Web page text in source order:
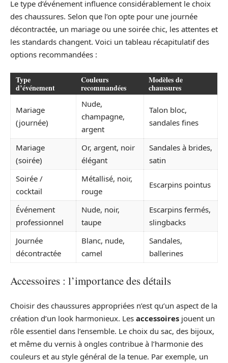
Le type d’événement influence considérablement le choix
des chaussures. Selon que l’on opte pour une journée
décontractée, un mariage ou une soirée chic, les attentes et
les standards changent. Voici un tableau récapitulatif des
options recommandées :
Type
d’événement
Couleurs
recommandées
Modèles de
chaussures
Mariage
(journée)
Nude,
champagne,
argent
Talon bloc,
sandales fines
Mariage
(soirée)
Or, argent, noir
élégant
Sandales à brides,
satin
Soirée /
cocktail
Métallisé, noir,
rouge
Escarpins pointus
Événement
professionnel
Nude, noir,
taupe
Escarpins fermés,
slingbacks
Journée
décontractée
Blanc, nude,
camel
Sandales,
ballerines
Accessoires : l’importance des détails
Choisir des chaussures appropriées n’est qu’un aspect de la
création d’un look harmonieux. Les accessoires jouent un
rôle essentiel dans l’ensemble. Le choix du sac, des bijoux,
et même du vernis à ongles contribue à l’harmonie des
couleurs et au style général de la tenue. Par exemple, un